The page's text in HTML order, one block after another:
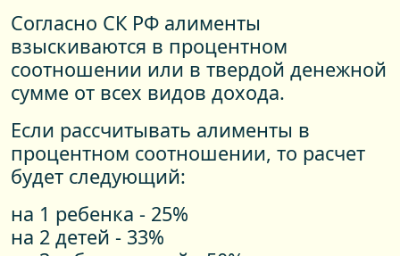
Согласно СК РФ алименты
взыскиваются в процентном
соотношении или в твердой денежной
сумме от всех видов дохода.
Если рассчитывать алименты в
процентном соотношении, то расчет
будет следующий:
на 1 ребенка - 25%
на 2 детей - 33%